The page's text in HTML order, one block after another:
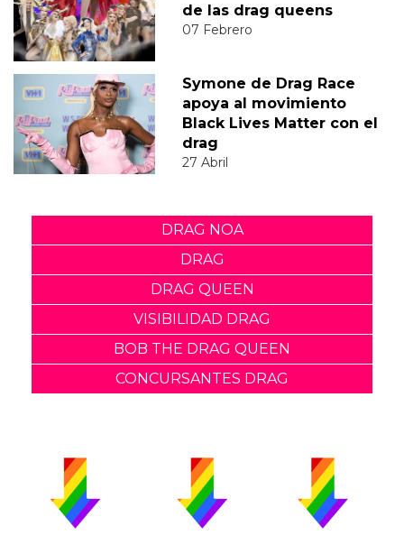
de las drag queens
07 Febrero
Symone de Drag Race
apoya al movimiento
Black Lives Matter con el
drag
27 Abril
DRAG NOA
DRAG
DRAG QUEEN
VISIBILIDAD DRAG
BOB THE DRAG QUEEN
CONCURSANTES DRAG